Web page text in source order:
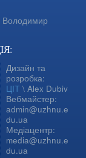
Володимир
Дизайн та
розробка:
ЦІТ \ Alex Dubiv
Вебмайстер:
admin@uzhnu.e
du.ua
Медіацентр:
media@uzhnu.e
du.ua